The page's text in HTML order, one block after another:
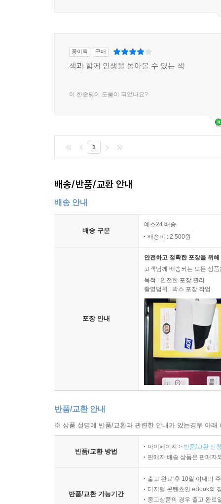
종이책 구매
책과 함께 인생을 돌아볼 수 있는 책
이 한줄평이 도움이 되었나요?
1
배송/반품/교환 안내
배송 안내
배송 구분
예스24 배송
배송비 : 2,500원
포장 안내
안전하고 정확한 포장을 위
고객님께 배송되는 모든 상
목적 : 안전한 포장 관리
촬영범위 : 박스 포장 작업
반품/교환 안내
※ 상품 설명에 반품/교환과 관련한 안내가 있는경우 아
반품/교환 방법
마이페이지 > 반품/교환 신
판매자 배송 상품은 판매자
반품/교환 가능기간
출고 완료 후 10일 이내의
디지털 콘텐츠인 eBook의
중고상품의 경우 출고 완료